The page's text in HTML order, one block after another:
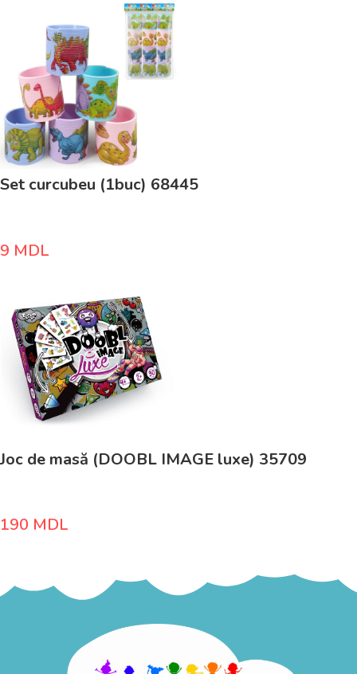
Set curcubeu (1buc) 68445
9 MDL
Joc de masă (DOOBL IMAGE luxe) 35709
190 MDL